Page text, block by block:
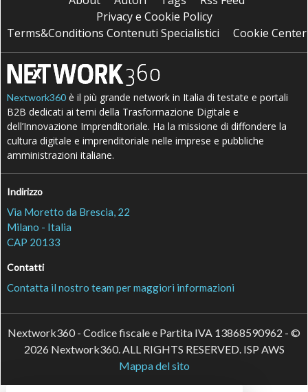
Privacy e Cookie Policy
Terms&Conditions Contenuti Specialistici
Cookie Center
Nextwork360 è il più grande network in Italia di testate e portali
B2B dedicati ai temi della Trasformazione Digitale e
dell’Innovazione Imprenditoriale. Ha la missione di diffondere la
cultura digitale e imprenditoriale nelle imprese e pubbliche
amministrazioni italiane.
Indirizzo
Via Moretto da Brescia, 22
Milano - Italia
CAP 20133
Contatti
Contatta il nostro team per maggiori informazioni
Nextwork360 - Codice fiscale e Partita IVA 13868590962 - ©
2026 Nextwork360. ALL RIGHTS RESERVED. ISP AWS
Mappa del sito